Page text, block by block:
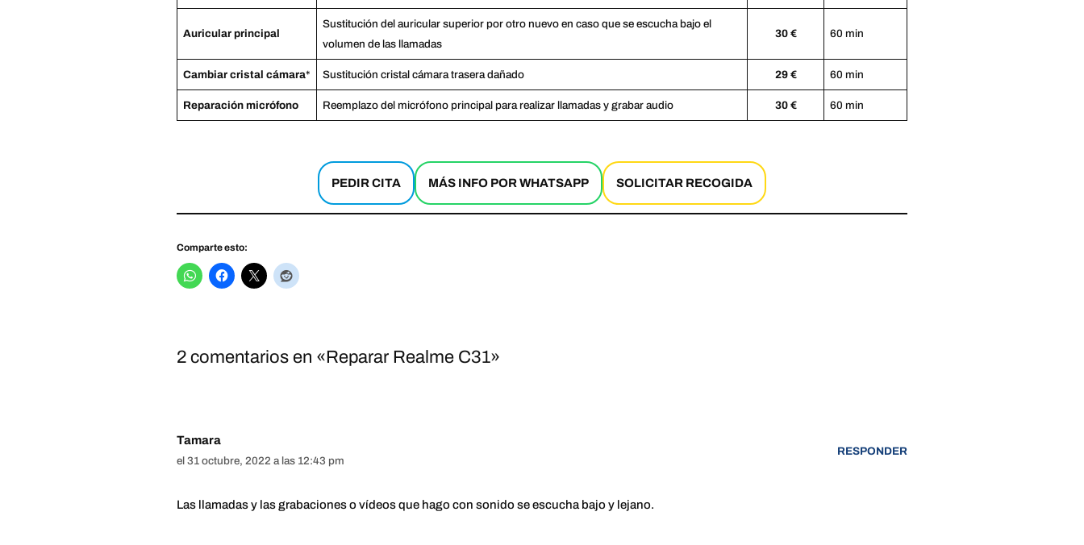
Auricular principal
Sustitución del auricular superior por otro nuevo en caso que se escucha bajo el
volumen de las llamadas
30 € 60 min
Cambiar cristal cámara* Sustitución cristal cámara trasera dañado 29 € 60 min
Reparación micrófono Reemplazo del micrófono principal para realizar llamadas y grabar audio 30 € 60 min
PEDIR CITA MÁS INFO POR WHATSAPP SOLICITAR RECOGIDA
Comparte esto:
2 comentarios en «Reparar Realme C31»
Tamara
el 31 octubre, 2022 a las 12:43 pm
RESPONDER
Las llamadas y las grabaciones o vídeos que hago con sonido se escucha bajo y lejano.